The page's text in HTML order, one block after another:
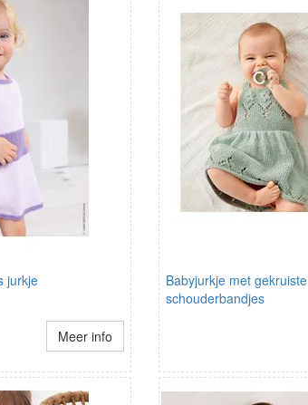
jurkje
Meer info
Babyjurkje met gekruiste
schouderbandjes